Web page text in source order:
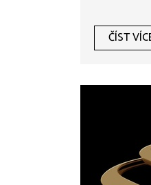
ČÍST